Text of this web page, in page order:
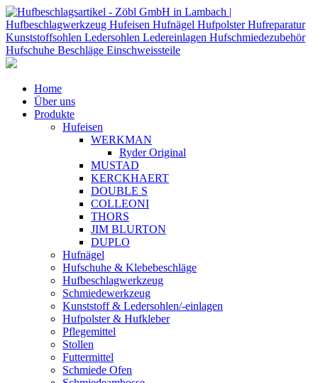
Home
Über uns
Produkte
Hufeisen
WERKMAN
Ryder Original
MUSTAD
KERCKHAERT
DOUBLE S
COLLEONI
THORS
JIM BLURTON
DUPLO
Hufnägel
Hufschuhe & Klebebeschläge
Hufbeschlagwerkzeug
Schmiedewerkzeug
Kunststoff & Ledersohlen/-einlagen
Hufpolster & Hufkleber
Pflegemittel
Stollen
Futtermittel
Schmiede Ofen